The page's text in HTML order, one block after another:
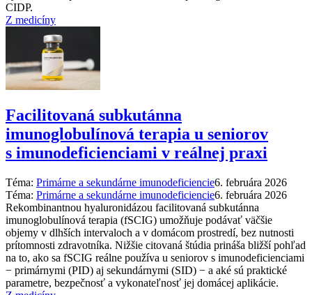
CIDP.
Z medicíny
Facilitovaná subkutánna
imunoglobulínová terapia u seniorov
s imunodeficienciami v reálnej praxi
Téma: Primárne a sekundárne imunodeficiencie6. februára 2026
Téma: Primárne a sekundárne imunodeficiencie6. februára 2026
Rekombinantnou hyaluronidázou facilitovaná subkutánna
imunoglobulínová terapia (fSCIG) umožňuje podávať väčšie
objemy v dlhších intervaloch a v domácom prostredí, bez nutnosti
prítomnosti zdravotníka. Nižšie citovaná štúdia prináša bližší pohľad
na to, ako sa fSCIG reálne používa u seniorov s imunodeficienciami
−⁠ primárnymi (PID) aj sekundárnymi (SID) −⁠ a aké sú praktické
parametre, bezpečnosť a vykonateľnosť jej domácej aplikácie.